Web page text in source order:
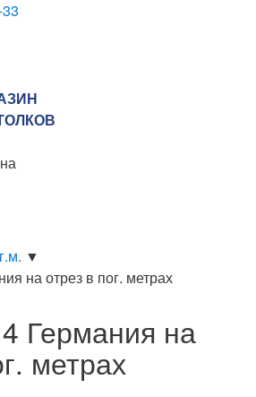
▼
на отрез в пог. метрах
Германия на
метрах